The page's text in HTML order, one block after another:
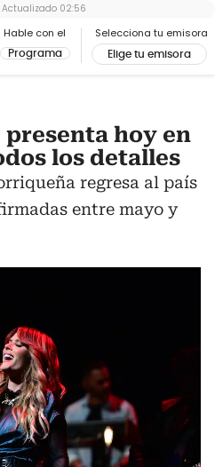
Hable con el
Programa
Selecciona tu emisora
Elige tu emisora
Actualizado 02:56
presenta hoy en
los detalles
regresa al país
entre mayo y